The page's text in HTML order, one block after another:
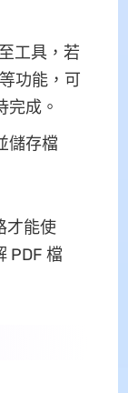
工具，若
功能，可
完成。
儲存檔
才能使
PDF 檔